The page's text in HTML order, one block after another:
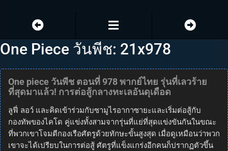
One Piece วันพีช: 21x978
One piece วันพีช ตอนที่ 978 พากย์ไทย รุ่นที่เลวร้าย
ที่สุดมาแล้ว! การต่อสู้กลางทะเลอันดุเดือด
ลูฟี่ ลอว์ และคิดเข้าร่วมกับซามูไรอากาซายะและเริ่มต่อสู้กับ
กองทัพของไคโด คู่แข่งทั้งสามจากรุ่นที่แย่ที่สุดแข่งขันกันในขณะ
ที่พวกเขาโจมตีกองเรือศัตรูด้วยทักษะขั้นสูงสุด เมื่อดูเหมือนว่าพวก
เขาจะได้เปรียบในการต่อสู้ ศัตรูที่แข็งแกร่งอีกคนก็ปรากฏตัวขึ้น